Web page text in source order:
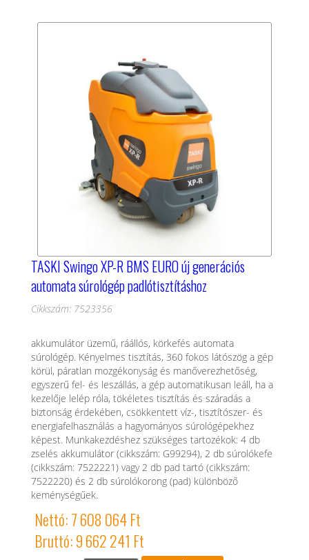
TASKI Swingo XP-R BMS EURO új generációs
automata súrológép padlótisztításhoz
Cikkszám: 7523356
akkumulátor üzemű, ráállós, körkefés automata
súrológép. Kényelmes tisztítás, 360 fokos látószög a gép
körül, páratlan mozgékonyság és manőverezhetőség,
egyszerű fel- és leszállás, a gép automatikusan leáll, ha a
kezelője lelép róla, tökéletes tisztítás és száradás a
biztonság érdekében, csökkentett víz-, tisztítószer- és
energiafelhasználás a hagyományos súrológépekhez
képest. Munkakezdéshez szükséges tartozékok: 4 db
zselés akkumulátor (cikkszám: G99294), 2 db súrolókefe
(cikkszám: 7522221) vagy 2 db pad tartó (cikkszám:
7522220) és 2 db súrolókorong (pad) különböző
keménységűek.
Nettó: 7 608 064 Ft
Bruttó: 9 662 241 Ft